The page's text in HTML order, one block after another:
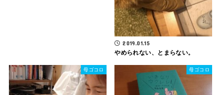
2019.01.15
やめられない、とまらない。
母ゴコロ 母ゴコロ